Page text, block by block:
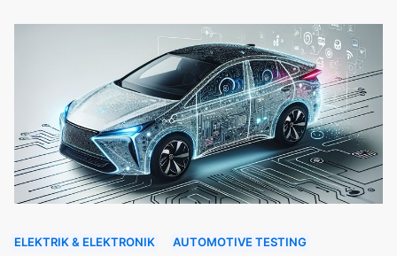
ELEKTRIK & ELEKTRONIK AUTOMOTIVE TESTING